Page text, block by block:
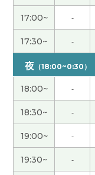
ご指導 ありがと
さい よろしく
老师时间过的好
性 )
谢谢老师，今天
比较舒畅。 我
谢谢老师！ 好
( 男性 )
17:00~ -
17:30~ -
夜 （18:00~0:30）
18:00~ -
18:30~ -
19:00~ -
19:30~ -